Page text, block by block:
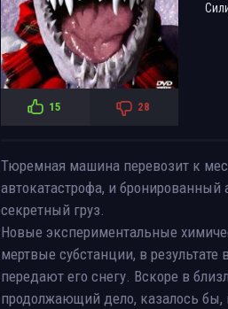
15 28
Тюремная машина перевозит к
автокатастрофа, и
секретный груз.
Новые экспериментальные
мертвые субстанции, в
передают его снегу. Вскоре в
продолжающий дело, казалось бы,